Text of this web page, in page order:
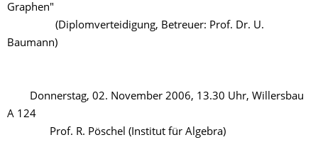
Graphen"
(Diplomverteidigung, Betreuer: Prof. Dr. U.
Baumann)
Donnerstag, 02. November 2006, 13.30 Uhr, Willersbau
A 124
Prof. R. Pöschel (Institut für Algebra)